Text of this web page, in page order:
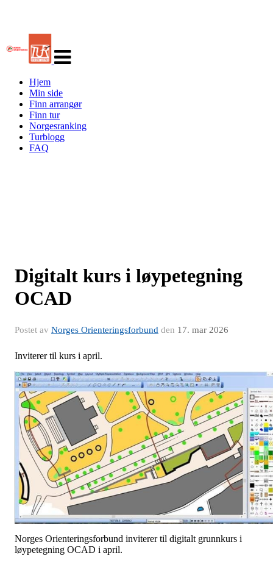
navigasjon
Hjem
Min side
Finn arrangør
Finn tur
Norgesranking
Turblogg
FAQ
Digitalt kurs i løypetegning
OCAD
Postet av Norges Orienteringsforbund den 17. mar 2026
Inviterer til kurs i april.
Norges Orienteringsforbund inviterer til digitalt grunnkurs i
løypetegning OCAD i april.